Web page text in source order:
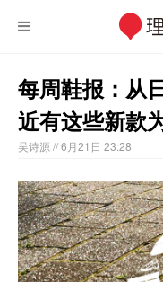
每周鞋报：从
近有这些新款
吴诗源 // 6月21日 23:28